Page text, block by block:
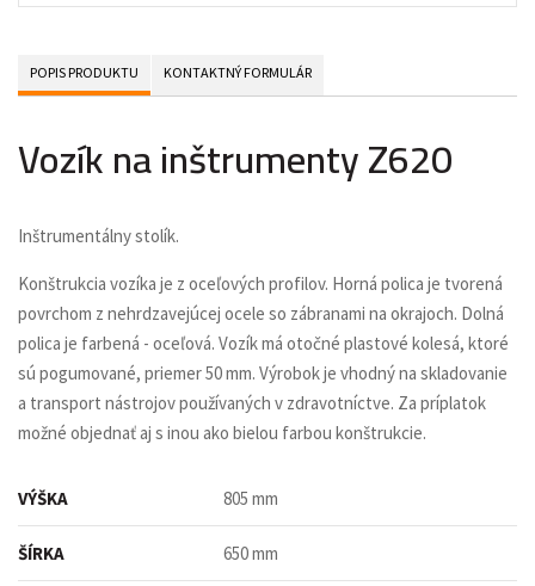
POPIS PRODUKTU KONTAKTNÝ FORMULÁR
Vozík na inštrumenty Z620
Inštrumentálny stolík.
Konštrukcia vozíka je z oceľových profilov. Horná polica je tvorená
povrchom z nehrdzavejúcej ocele so zábranami na okrajoch. Dolná
polica je farbená - oceľová. Vozík má otočné plastové kolesá, ktoré
sú pogumované, priemer 50 mm. Výrobok je vhodný na skladovanie
a transport nástrojov používaných v zdravotníctve. Za príplatok
možné objednať aj s inou ako bielou farbou konštrukcie.
VÝŠKA 805 mm
ŠÍRKA 650 mm